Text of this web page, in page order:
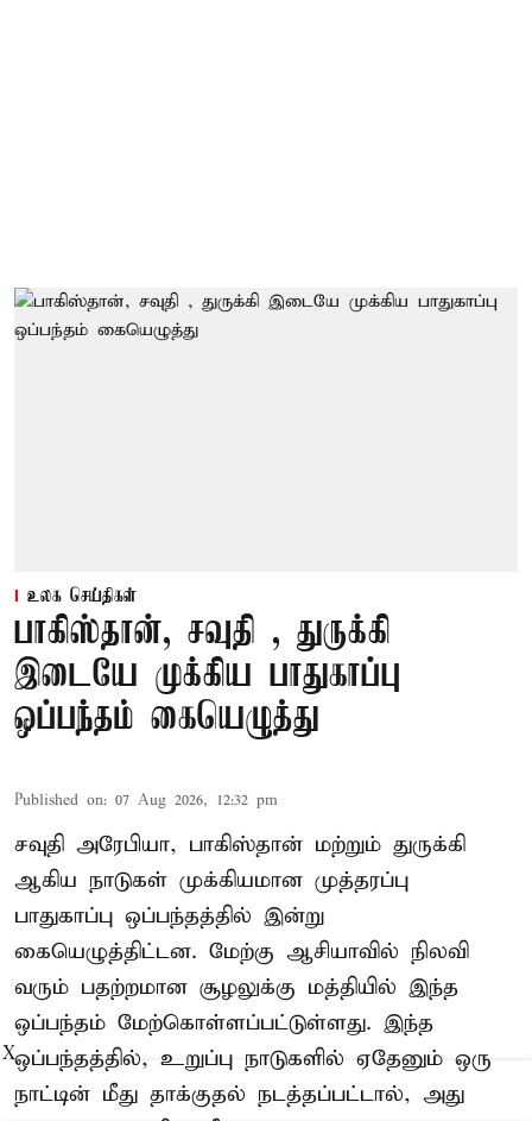
உலக செய்திகள்
பாகிஸ்தான், சவுதி , துருக்கி
இடையே முக்கிய பாதுகாப்பு
ஒப்பந்தம் கையெழுத்து
Published on: 07 Aug 2026, 12:32 pm
சவுதி அரேபியா, பாகிஸ்தான் மற்றும் துருக்கி
ஆகிய நாடுகள் முக்கியமான முத்தரப்பு
பாதுகாப்பு ஒப்பந்தத்தில் இன்று
கையெழுத்திட்டன. மேற்கு ஆசியாவில் நிலவி
வரும் பதற்றமான சூழலுக்கு மத்தியில் இந்த
ஒப்பந்தம் மேற்கொள்ளப்பட்டுள்ளது. இந்த
ஒப்பந்தத்தில், உறுப்பு நாடுகளில் ஏதேனும் ஒரு
நாட்டின் மீது தாக்குதல் நடத்தப்பட்டால், அது
X